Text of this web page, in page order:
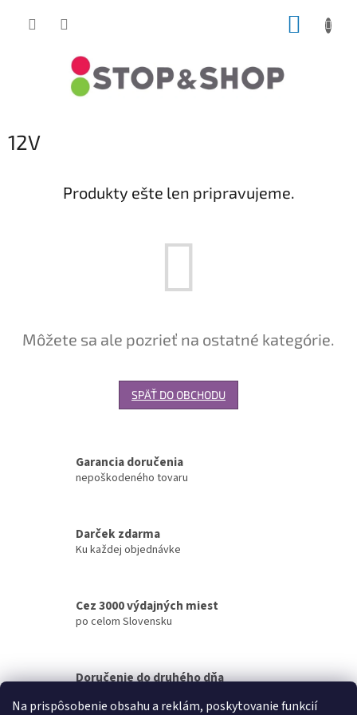
Na prispôsobenie obsahu a reklám, poskytovanie funkcií
12V
Produkty ešte len pripravujeme.
Môžete sa ale pozrieť na ostatné kategórie.
SPÄŤ DO OBCHODU
Garancia doručenia
nepoškodeného tovaru
Darček zdarma
Ku každej objednávke
Cez 3000 výdajných miest
po celom Slovensku
Doručenie do druhého dňa